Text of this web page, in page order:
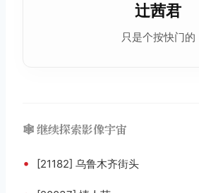
辻茜君
只是个按快门的
🕸️ 继续探索影像宇宙
• [21182] 乌鲁木齐街头